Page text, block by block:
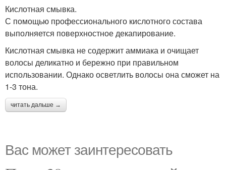
Кислотная смывка.
С помощью профессионального кислотного состава
выполняется поверхностное декапирование.
Кислотная смывка не содержит аммиака и очищает
волосы деликатно и бережно при правильном
использовании. Однако осветлить волосы она сможет на
1-3 тона.
читать дальше →
Вас может заинтересовать